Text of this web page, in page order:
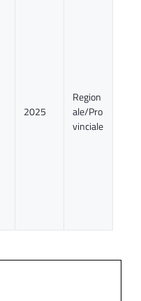
2025
Region
ale/Pro
vinciale